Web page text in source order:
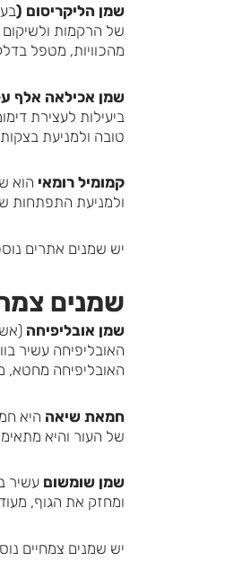
שמן הליקריסום (
של הרקמות
מהכוויות, מטפל
שמן אכילאה אלף
ביעילות לעצירת
טובה ולמניעת בצקות
קמומיל רומאי הוא
ולמניעת התפתחות
יש שמנים אתרים
שמנים
שמן אובליפיחה
האובליפיחה מחטא,
חמאת שיאה היא
של העור והיא
שמן שומשום עשיר
ומחזק את הגוף,
יש שמנים צמחיים